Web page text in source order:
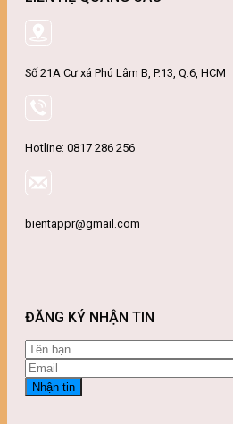
Số 21A Cư xá Phú Lâm B, P.13, Q.6, HCM
Hotline: 0817 286 256
bientappr@gmail.com
ĐĂNG KÝ NHẬN TIN